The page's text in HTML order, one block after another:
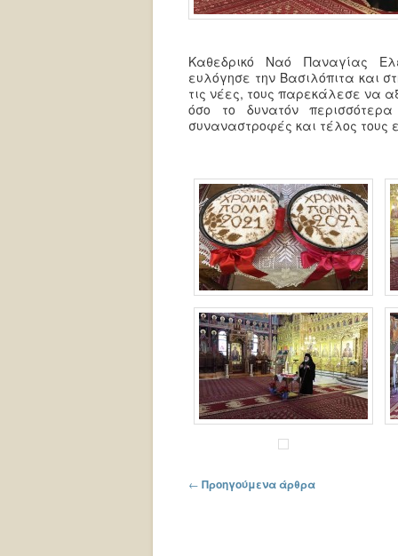
Καθεδρικό Ναό Παναγίας
ευλόγησε την Βασιλόπιτα και
τις νέες, τους παρεκάλεσε να
όσο το δυνατόν
συναναστροφές και τέλος τους
Πλοήγηση στα άρθρα
← Προηγούμενα άρθρα